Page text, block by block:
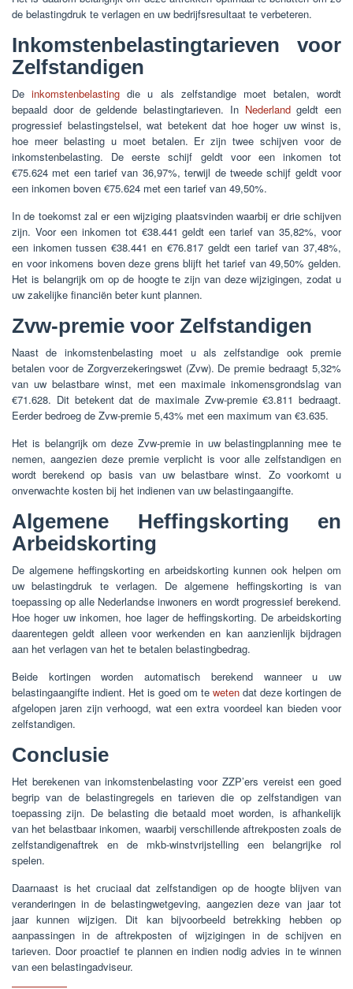
de belastingdruk te verlagen en uw bedrijfsresultaat te verbeteren.
Inkomstenbelastingtarieven voor
Zelfstandigen
Deinkomstenbelasting die u als zelfstandige moet betalen, wordt
bepaald door de geldende belastingtarieven. In Nederlandgeldt een
progressief belastingstelsel, wat betekent dat hoe hoger uw winst is,
hoe meer belasting u moet betalen. Er zijn twee schijven voor de
inkomstenbelasting. De eerste schijf geldt voor een inkomen tot
€75.624 met een tarief van 36,97%, terwijl de tweede schijf geldt voor
een inkomen boven €75.624 met een tarief van 49,50%.
In de toekomst zal er een wijziging plaatsvinden waarbij er drie schijven
zijn. Voor een inkomen tot €38.441 geldt een tarief van 35,82%, voor
een inkomen tussen €38.441 en €76.817 geldt een tarief van 37,48%,
en voor inkomens boven deze grens blijft het tarief van 49,50% gelden.
Het is belangrijk om op de hoogte te zijn van deze wijzigingen, zodat u
uw zakelijke financiën beter kunt plannen.
Zvw-premie voor Zelfstandigen
Naast de inkomstenbelasting moet u als zelfstandige ook premie
betalen voor de Zorgverzekeringswet (Zvw). De premie bedraagt 5,32%
van uw belastbare winst, met een maximale inkomensgrondslag van
€71.628. Dit betekent dat de maximale Zvw-premie €3.811 bedraagt.
Eerder bedroeg de Zvw-premie 5,43% met een maximum van €3.635.
Het is belangrijk om deze Zvw-premie in uw belastingplanning mee te
nemen, aangezien deze premie verplicht is voor alle zelfstandigen en
wordt berekend op basis van uw belastbare winst. Zo voorkomt u
onverwachte kosten bij het indienen van uw belastingaangifte.
Algemene Heffingskorting en
Arbeidskorting
De algemene heffingskorting en arbeidskorting kunnen ook helpen om
uw belastingdruk te verlagen. De algemene heffingskorting is van
toepassing op alle Nederlandse inwoners en wordt progressief berekend.
Hoe hoger uw inkomen, hoe lager de heffingskorting. De arbeidskorting
daarentegen geldt alleen voor werkenden en kan aanzienlijk bijdragen
aan het verlagen van het te betalen belastingbedrag.
Beide kortingen worden automatisch berekend wanneer u uw
belastingaangifte indient. Het is goed om te weten dat deze kortingen de
afgelopen jaren zijn verhoogd, wat een extra voordeel kan bieden voor
zelfstandigen.
Conclusie
Het berekenen van inkomstenbelasting voor ZZP’ers vereist een goed
begrip van de belastingregels en tarieven die op zelfstandigen van
toepassing zijn. De belasting die betaald moet worden, is afhankelijk
van het belastbaar inkomen, waarbij verschillende aftrekposten zoals de
zelfstandigenaftrek en de mkb-winstvrijstelling een belangrijke rol
spelen.
Daarnaast is het cruciaal dat zelfstandigen op de hoogte blijven van
veranderingen in de belastingwetgeving, aangezien deze van jaar tot
jaar kunnen wijzigen. Dit kan bijvoorbeeld betrekking hebben op
aanpassingen in de aftrekposten of wijzigingen in de schijven en
tarieven. Door proactief te plannen en indien nodig advies in te winnen
van een belastingadviseur.